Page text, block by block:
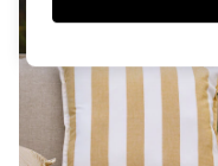
Bags
Blue
Black
Grey